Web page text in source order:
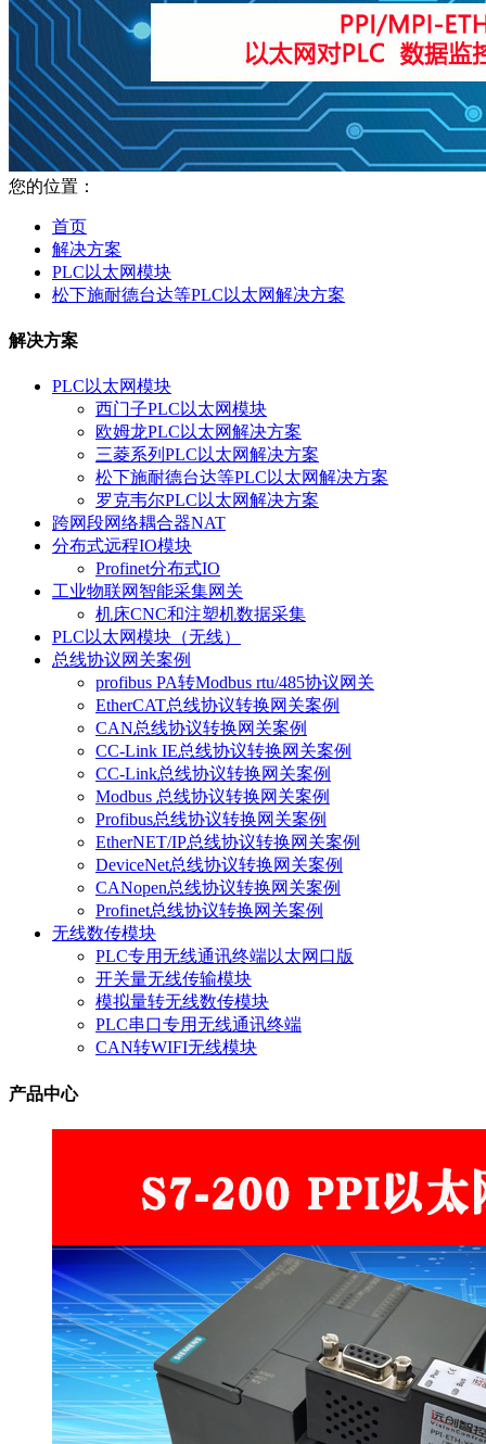
您的位置：
首页
解决方案
PLC以太网模块
松下施耐德台达等PLC以太网解决方案
解决方案
PLC以太网模块
西门子PLC以太网模块
欧姆龙PLC以太网解决方案
三菱系列PLC以太网解决方案
松下施耐德台达等PLC以太网解决方案
罗克韦尔PLC以太网解决方案
跨网段网络耦合器NAT
分布式远程IO模块
Profinet分布式IO
工业物联网智能采集网关
机床CNC和注塑机数据采集
PLC以太网模块（无线）
总线协议网关案例
profibus PA转Modbus rtu/485协议网关
EtherCAT总线协议转换网关案例
CAN总线协议转换网关案例
CC-Link IE总线协议转换网关案例
CC-Link总线协议转换网关案例
Modbus 总线协议转换网关案例
Profibus总线协议转换网关案例
EtherNET/IP总线协议转换网关案例
DeviceNet总线协议转换网关案例
CANopen总线协议转换网关案例
Profinet总线协议转换网关案例
无线数传模块
PLC专用无线通讯终端以太网口版
开关量无线传输模块
模拟量转无线数传模块
PLC串口专用无线通讯终端
CAN转WIFI无线模块
产品中心